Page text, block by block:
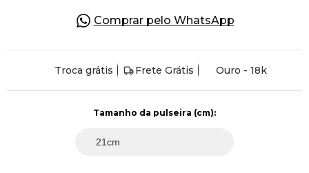
Comprar pelo WhatsApp
Troca grátis Frete Grátis Ouro - 18k
OFERTAS